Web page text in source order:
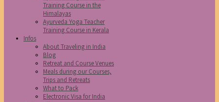
Training Course in the
Himalayas
Ayurveda Yoga Teacher
Training Course in Kerala
Infos
About Traveling in India
Blog
Retreat and Course Venues
Meals during our Courses,
Trips and Retreats
What to Pack
Electronic Visa for India